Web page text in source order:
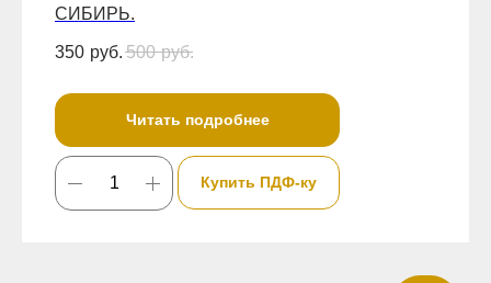
СИБИРЬ.
350 руб. 500 руб.
Читать подробнее
Купить ПДФ-ку